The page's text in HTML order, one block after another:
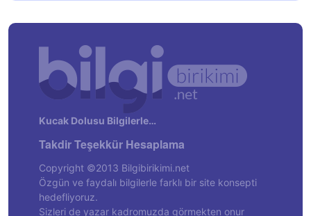
Kucak Dolusu Bilgilerle…
Takdir Teşekkür Hesaplama
Copyright ©2013 Bilgibirikimi.net
Özgün ve faydalı bilgilerle farklı bir site konsepti
hedefliyoruz.
Sizleri de yazar kadromuzda görmekten onur